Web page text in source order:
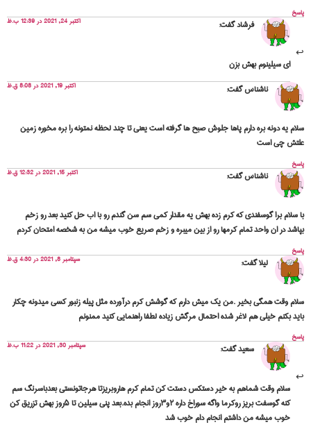
پاسخ
فرشادگفت: اکتبر 24, 2021 در 12:39 ب.ظ
ای سیلینوم بهش بزن
ناشناسگفت: اکتبر 19, 2021 در 8:08 ق.ظ
سلام یه دونه بره دارم پاها جلوش صبح ها گرفته است یعنی تا چند لحظه نمتونه را بره مخوره زمین
علتش چی است
پاسخ
ناشناسگفت: اکتبر 15, 2021 در 12:32 ق.ظ
با سلام برا گوسفندی که کرم زده بهش یه مقدار کمی سم سن گندم رو با اب حل کنید بعد رو زخم
بپاشد در ان واحد تمام کرمها رو از بین میبره و زخم صریع خوب میشه من به شخصه امتحان کردم
پاسخ
لیلاگفت: سپتامبر 8, 2021 در 4:30 ق.ظ
سلام وقت همگی بخیر .من یک میش دارم که گوشش کرم درآورده مثل پیله زنبور کسی میدونه چکار
باید بکنم خیلی هم لاغر شده احتمال مرگش زیاده لطفا راهنمایی کنید ممنونم
پاسخ
سعیدگفت: سپتامبر 30, 2021 در 11:22 ب.ظ
سلام وقت شماهم به خیر دستکس دستت کن تمام کرم هاروبریزتا هرجاتونستی بعدباسرنگ سم
کنه گوسفت بریز روکرما واگه سوراخ داره ۲و۳روز انجام بده.بعد پنی سیلین تا ۵روز بهش تزریق کن
خوب میشه من داشتم انجام دام خوب شد